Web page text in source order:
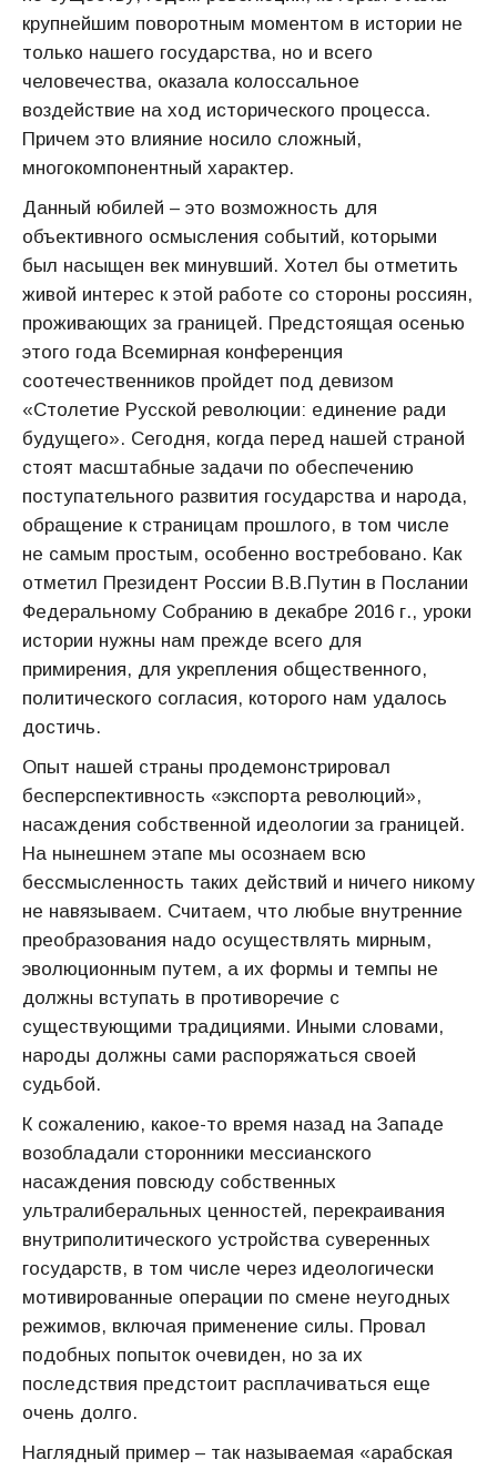
крупнейшим поворотным моментом в истории не
только нашего государства, но и всего
человечества, оказала колоссальное
воздействие на ход исторического процесса.
Причем это влияние носило сложный,
многокомпонентный характер.
Данный юбилей – это возможность для
объективного осмысления событий, которыми
был насыщен век минувший. Хотел бы отметить
живой интерес к этой работе со стороны россиян,
проживающих за границей. Предстоящая осенью
этого года Всемирная конференция
соотечественников пройдет под девизом
«Столетие Русской революции: единение ради
будущего». Сегодня, когда перед нашей страной
стоят масштабные задачи по обеспечению
поступательного развития государства и народа,
обращение к страницам прошлого, в том числе
не самым простым, особенно востребовано. Как
отметил Президент России В.В.Путин в Послании
Федеральному Собранию в декабре 2016 г., уроки
истории нужны нам прежде всего для
примирения, для укрепления общественного,
политического согласия, которого нам удалось
достичь.
Опыт нашей страны продемонстрировал
бесперспективность «экспорта революций»,
насаждения собственной идеологии за границей.
На нынешнем этапе мы осознаем всю
бессмысленность таких действий и ничего никому
не навязываем. Считаем, что любые внутренние
преобразования надо осуществлять мирным,
эволюционным путем, а их формы и темпы не
должны вступать в противоречие с
существующими традициями. Иными словами,
народы должны сами распоряжаться своей
судьбой.
К сожалению, какое-то время назад на Западе
возобладали сторонники мессианского
насаждения повсюду собственных
ультралиберальных ценностей, перекраивания
внутриполитического устройства суверенных
государств, в том числе через идеологически
мотивированные операции по смене неугодных
режимов, включая применение силы. Провал
подобных попыток очевиден, но за их
последствия предстоит расплачиваться еще
очень долго.
Наглядный пример – так называемая «арабская